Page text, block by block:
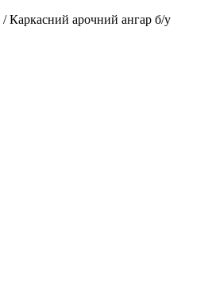
/ Каркасний арочний ангар б/у